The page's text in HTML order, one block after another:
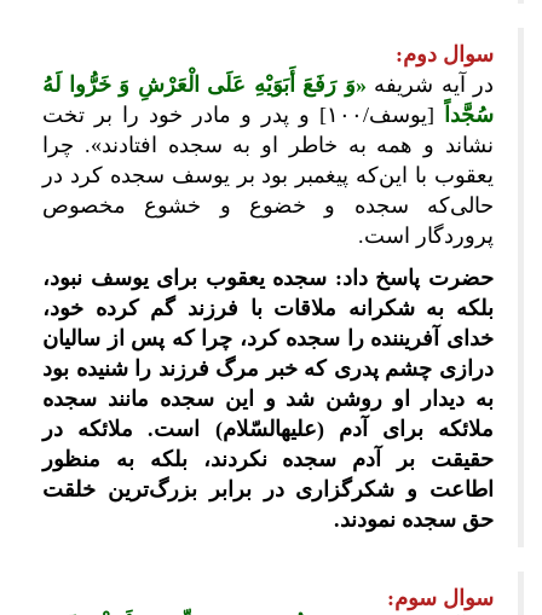
سوال دوم:
در آیه شریفه «وَ رَفَعَ أَبَوَیْهِ عَلَی الْعَرْشِ وَ خَرُّوا لَهُ
سُجَّداً
[یوسف/۱۰۰] و پدر و مادر خود را بر تخت
نشاند و همه به خاطر او به سجده افتادند». چرا
یعقوب با این‌که پیغمبر بود بر یوسف سجده کرد در
حالی‌که سجده و خضوع و خشوع مخصوص
پروردگار است.
حضرت پاسخ داد: سجده یعقوب برای یوسف نبود،
بلکه به شکرانه ملاقات با فرزند گم کرده خود،‌
خدای آفریننده را سجده کرد، چرا که پس از سالیان
درازی چشم پدری که خبر مرگ فرزند را شنیده بود
به دیدار او روشن شد و این سجده مانند سجده
ملائکه برای آدم (علیه‎السّلام) است. ملائکه در
حقیقت بر آدم سجده نکردند، بلکه به منظور
اطاعت و شکرگزاری در برابر بزرگ‌ترین خلقت
حق سجده نمودند.
سوال سوم: